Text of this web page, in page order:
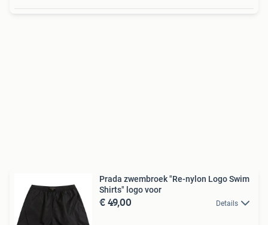
Prada zwembroek "Re-nylon Logo Swim
Shirts" logo voor
€ 49,00 Details